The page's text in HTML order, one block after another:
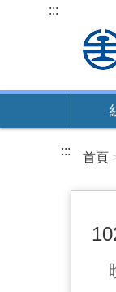
內
:::
::: 首頁